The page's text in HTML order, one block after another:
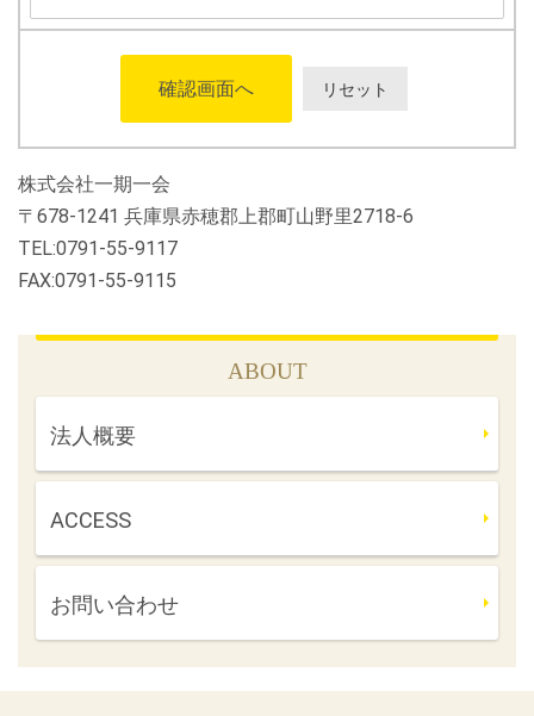
株式会社一期一会
〒678-1241 兵庫県赤穂郡上郡町山野里2718-6
TEL:0791-55-9117
FAX:0791-55-9115
ABOUT
法人概要
ACCESS
お問い合わせ